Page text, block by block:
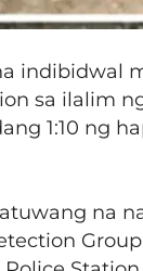
indibidwal
sa ilalim
1:10 ng
na